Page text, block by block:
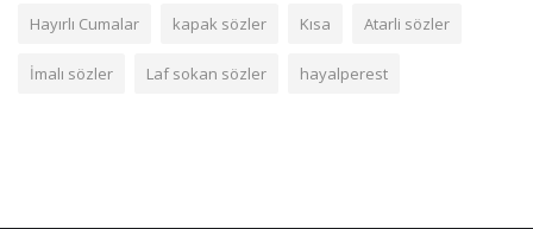
Hayırlı Cumalar kapak sözler Kısa Atarli sözler
İmalı sözler Laf sokan sözler hayalperest